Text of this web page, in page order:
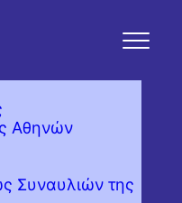
Αθηνών
Συναυλιών της